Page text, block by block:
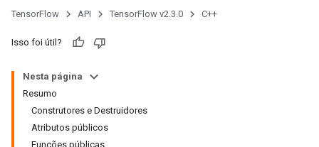
TensorFlow API TensorFlow v2.3.0 C++
Isso foi útil?
Nesta página
Resumo
Construtores e Destruidores
Atributos públicos
Funções públicas